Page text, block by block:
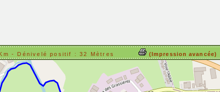
Km - Dénivelé positif : 32 Mètres (Impression avancée)